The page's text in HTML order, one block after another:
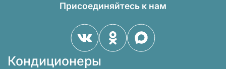
Присоединяйтесь к нам
Кондиционеры